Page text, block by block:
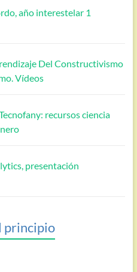
año interestelar 1
Del Constructivismo
Vídeos
recursos ciencia
presentación
principio